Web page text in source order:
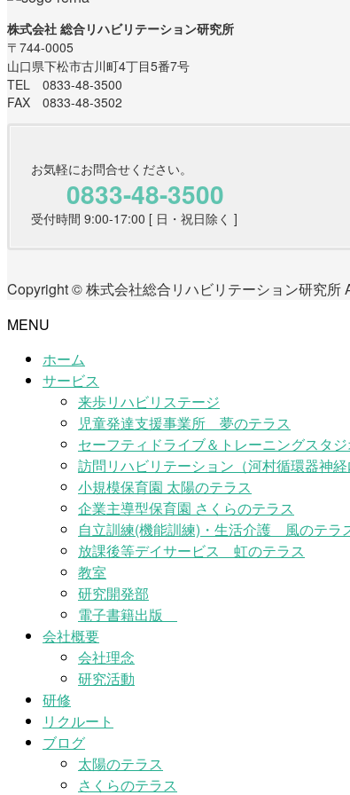
株式会社 総合リハビリテーション研究所
〒744-0005
山口県下松市古川町4丁目5番7号
TEL 0833-48-3500
FAX 0833-48-3502
お気軽にお問合せください。
0833-48-3500
受付時間 9:00-17:00 [ 日・祝日除く ]
Copyright © 株式会社総合リハビリテーション研究所
MENU
ホーム
サービス
来歩リハビリステージ
児童発達支援事業所 夢のテラス
セーフティドライブ＆トレーニングスタ
訪問リハビリテーション（河村循環器神
小規模保育園 太陽のテラス
企業主導型保育園 さくらのテラス
自立訓練(機能訓練)・生活介護 風のテ
放課後等デイサービス 虹のテラス
教室
研究開発部
電子書籍出版
会社概要
会社理念
研究活動
研修
リクルート
ブログ
太陽のテラス
さくらのテラス